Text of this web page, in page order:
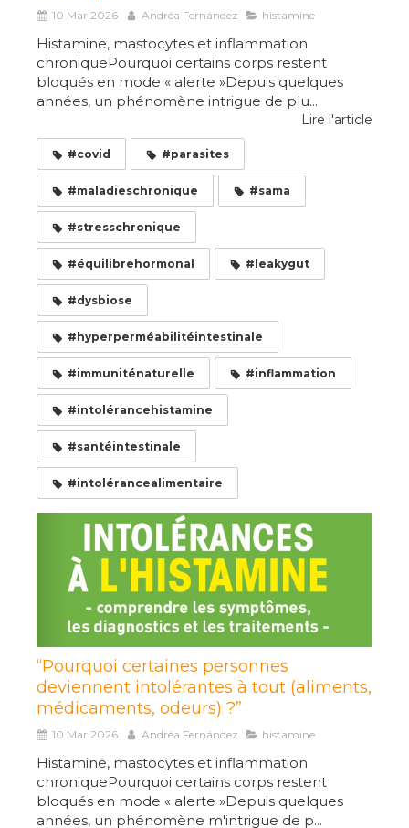
10 Mar 2026 Andréa Fernández histamine
Histamine, mastocytes et inflammation
chroniquePourquoi certains corps restent
bloqués en mode « alerte »Depuis quelques
années, un phénomène intrigue de plu...
Lire l'article
#covid #parasites
#maladieschronique #sama
#stresschronique
#équilibrehormonal #leakygut
#dysbiose
#hyperperméabilitéintestinale
#immuniténaturelle #inflammation
#intolérancehistamine
#santéintestinale
#intolérancealimentaire
“Pourquoi certaines personnes
deviennent intolérantes à tout (aliments,
médicaments, odeurs) ?”
10 Mar 2026 Andréa Fernández histamine
Histamine, mastocytes et inflammation
chroniquePourquoi certains corps restent
bloqués en mode « alerte »Depuis quelques
années, un phénomène m'intrigue de p...